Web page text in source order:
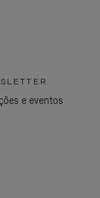
e eventos